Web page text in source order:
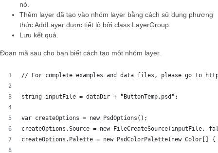
nó.
Thêm layer đã tạo vào nhóm layer bằng cách sử dụng phương
thức AddLayer được tiết lộ bởi class LayerGroup.
Lưu kết quả.
Đoạn mã sau cho bạn biết cách tạo một nhóm layer.
// For complete examples and data files, please go to
string inputFile = dataDir + "ButtonTemp.psd";
var createOptions = new PsdOptions();
createOptions.Source = new FileCreateSource(inputFile,
createOptions.Palette = new PsdColorPalette(new Color[]